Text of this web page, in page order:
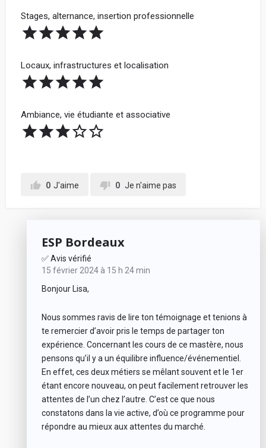
Stages, alternance, insertion professionnelle
Locaux, infrastructures et localisation
Ambiance, vie étudiante et associative
0 J'aime 0 Je n'aime pas
ESP Bordeaux
✅ Avis vérifié
15 février 2024 à 15 h 24 min
Bonjour Lisa,
Nous sommes ravis de lire ton témoignage et tenions à
te remercier d’avoir pris le temps de partager ton
expérience. Concernant les cours de ce mastère, nous
pensons qu’il y a un équilibre influence/événementiel.
En effet, ces deux métiers se mêlant souvent et le 1er
étant encore nouveau, on peut facilement retrouver les
attentes de l’un chez l’autre. C’est ce que nous
constatons dans la vie active, d’où ce programme pour
répondre au mieux aux attentes du marché.